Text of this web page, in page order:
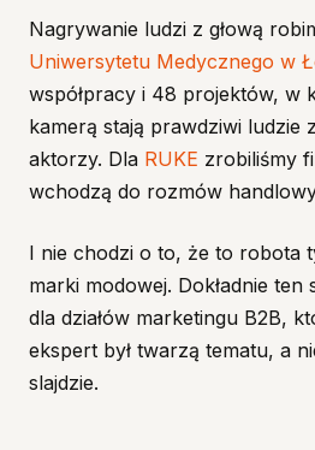
Nagrywanie ludzi z głową
Uniwersytetu Medycznego w
współpracy i 48 projektów, w
kamerą stają prawdziwi ludzie
aktorzy. Dla RUKE zrobiliśmy
wchodzą do rozmów
I nie chodzi o to, że to robota
marki modowej. Dokładnie
dla działów marketingu B2B,
ekspert był twarzą tematu, a
slajdzie.